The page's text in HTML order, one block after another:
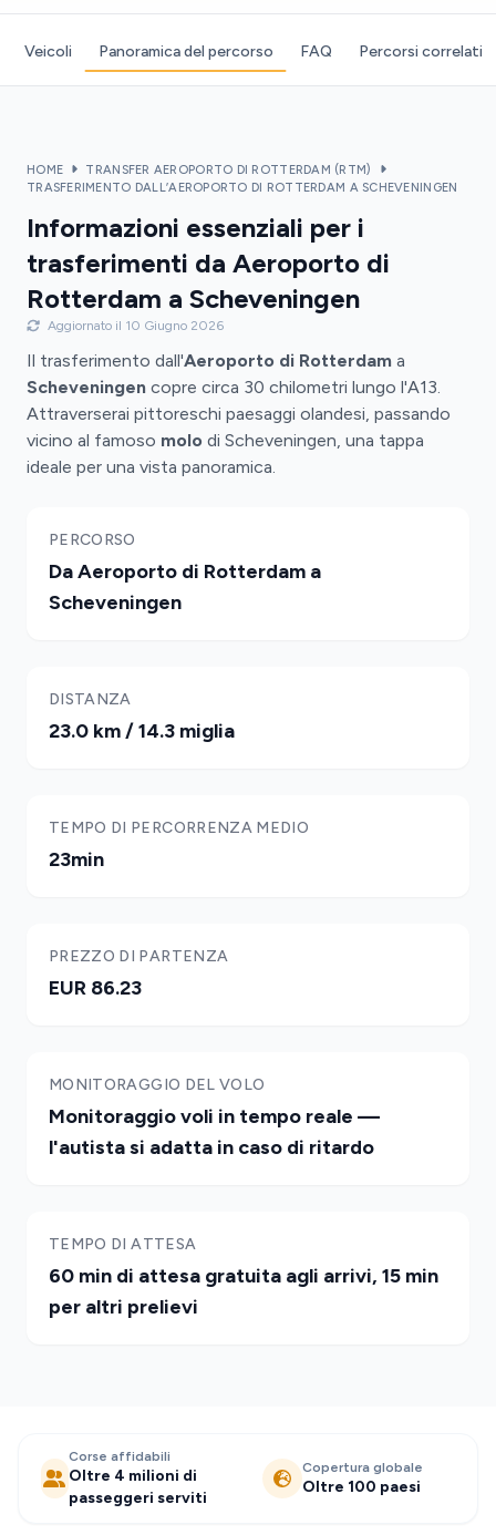
Veicoli Panoramica del percorso FAQ Percorsi correlati
HOME
TRANSFER AEROPORTO DI ROTTERDAM (RTM)
TRASFERIMENTO DALL’AEROPORTO DI ROTTERDAM A SCHEVENINGEN
Informazioni essenziali per i
trasferimenti da Aeroporto di
Rotterdam a Scheveningen
Aggiornato il 10 Giugno 2026
Il trasferimento dall'Aeroporto di Rotterdam a
Scheveningen copre circa 30 chilometri lungo l'A13.
Attraverserai pittoreschi paesaggi olandesi, passando
vicino al famoso molo di Scheveningen, una tappa
ideale per una vista panoramica.
PERCORSO
Da Aeroporto di Rotterdam a
Scheveningen
DISTANZA
23.0 km / 14.3 miglia
TEMPO DI PERCORRENZA MEDIO
23min
PREZZO DI PARTENZA
EUR 86.23
MONITORAGGIO DEL VOLO
Monitoraggio voli in tempo reale —
l'autista si adatta in caso di ritardo
TEMPO DI ATTESA
60 min di attesa gratuita agli arrivi, 15 min
per altri prelievi
Corse affidabili
Oltre 4 milioni di
passeggeri serviti
Copertura globale
Oltre 100 paesi